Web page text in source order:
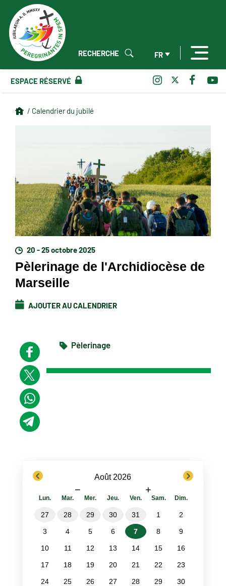
FR
RECHERCHE
ESPACE RÉSERVÉ
/ Calendrier du jubilé
20 - 25 octobre 2025
Pèlerinage de l'Archidiocèse de
Marseille
AJOUTER AU CALENDRIER
Pèlerinage
previous Août 2026
− +
next
Lun. Mar. Mer. Jeu. Ven. Sam. Dim.
27 28 29 30 31 1 2
3 4 5 6 7 8 9
10 11 12 13 14 15 16
17 18 19 20 21 22 23
24 25 26 27 28 29 30